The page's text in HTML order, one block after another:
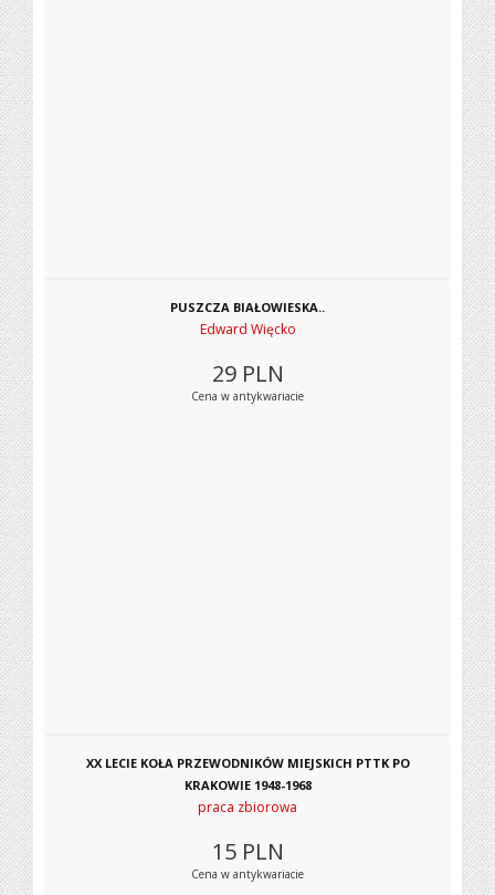
PUSZCZA BIAŁOWIESKA..
Edward Więcko
29 PLN
Cena w antykwariacie
XX LECIE KOŁA PRZEWODNIKÓW MIEJSKICH PTTK PO
KRAKOWIE 1948-1968
praca zbiorowa
15 PLN
Cena w antykwariacie